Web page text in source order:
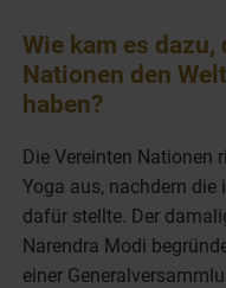
Wie kam es
Nationen den
haben?
Die Vereinten Nationen
Yoga aus, nachdem die
dafür stellte. Der
Narendra Modi
einer